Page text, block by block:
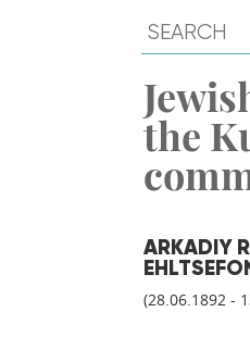
the
ARKADIY
(28.06.1892 -